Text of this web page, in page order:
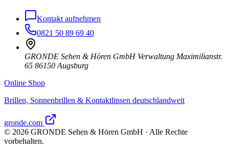
Kontakt aufnehmen
0821 50 89 69 40
GRONDE Sehen & Hören GmbH Verwaltung Maximilianstr.
65 86150 Augsburg
Online Shop
Brillen, Sonnenbrillen & Kontaktlinsen deutschlandweit
gronde.com
© 2026 GRONDE Sehen & Hören GmbH · Alle Rechte
vorbehalten.